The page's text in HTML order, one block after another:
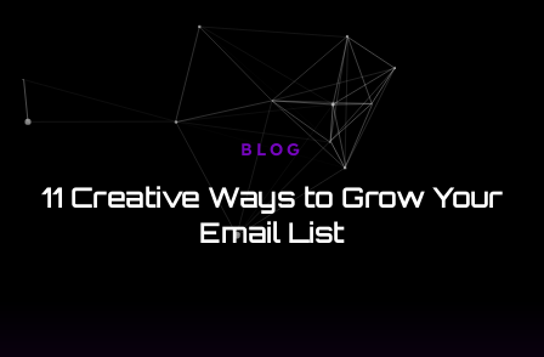
BLOG
11 Creative Ways to Grow Your
Email List